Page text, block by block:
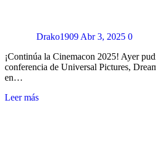
Drako1909Abr 3, 2025 0
¡Continúa la Cinemacon 2025! Ayer
conferencia de Universal Pictures,
en…
Leer más